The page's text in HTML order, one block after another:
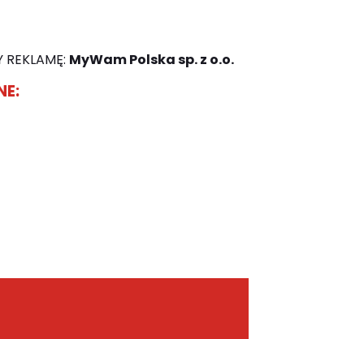
MyWam Polska sp. z o.o.